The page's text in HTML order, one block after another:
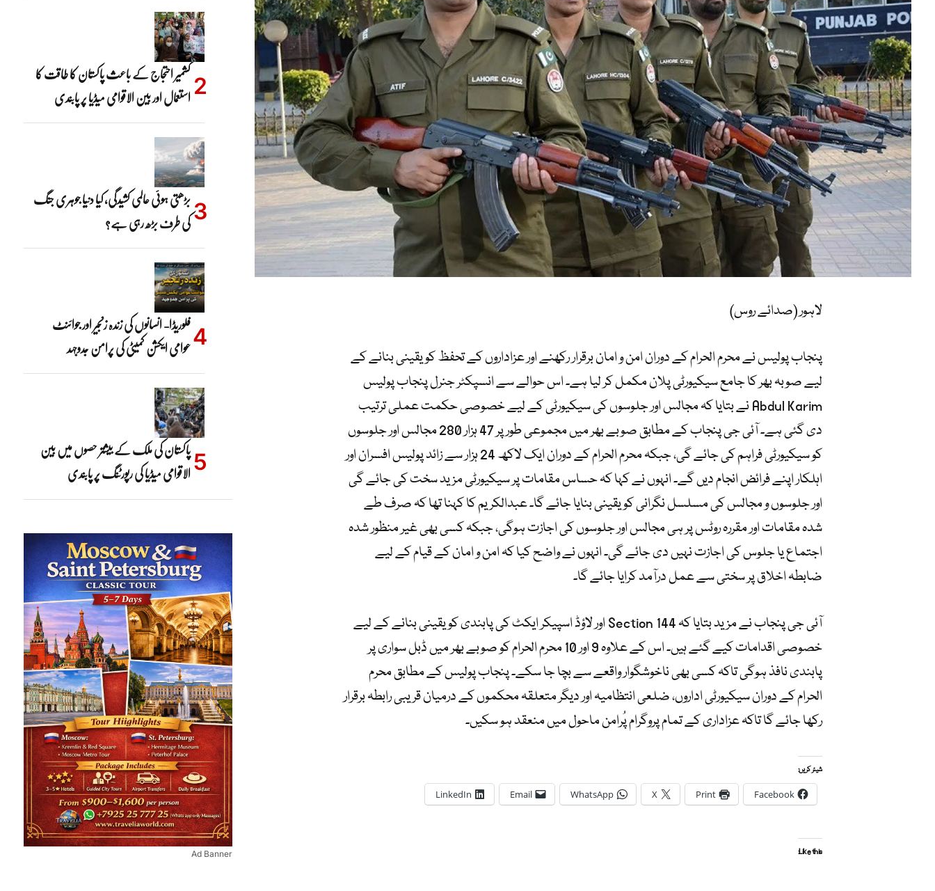
لاہور (صدائے روس)
پنجاب پولیس نے محرم الحرام کے دوران امن و امان برقرار رکھنے اور عزاداروں کے تحفظ کو یقینی بنانے کے
لیے صوبہ بھر کا جامع سیکیورٹی پلان مکمل کر لیا ہے۔ اس حوالے سے انسپکٹر جنرل پنجاب پولیس
Abdul Karim نے بتایا کہ مجالس اور جلوسوں کی سیکیورٹی کے لیے خصوصی حکمت عملی ترتیب
دی گئی ہے۔ آئی جی پنجاب کے مطابق صوبے بھر میں مجموعی طور پر 47 ہزار 280 مجالس اور جلوسوں
کو سیکیورٹی فراہم کی جائے گی، جبکہ محرم الحرام کے دوران ایک لاکھ 24 ہزار سے زائد پولیس افسران اور
اہلکار اپنے فرائض انجام دیں گے۔ انہوں نے کہا کہ حساس مقامات پر سیکیورٹی مزید سخت کی جائے گی
اور جلوسوں و مجالس کی مسلسل نگرانی کو یقینی بنایا جائے گا۔ عبدالکریم کا کہنا تھا کہ صرف طے
شدہ مقامات اور مقررہ روٹس پر ہی مجالس اور جلوسوں کی اجازت ہوگی، جبکہ کسی بھی غیر منظور شدہ
اجتماع یا جلوس کی اجازت نہیں دی جائے گی۔ انہوں نے واضح کیا کہ امن و امان کے قیام کے لیے
ضابطہ اخلاق پر سختی سے عمل درآمد کرایا جائے گا۔
آئی جی پنجاب نے مزید بتایا کہ Section 144 اور لاؤڈ اسپیکر ایکٹ کی پابندی کو یقینی بنانے کے لیے
خصوصی اقدامات کیے گئے ہیں۔ اس کے علاوہ 9 اور 10 محرم الحرام کو صوبے بھر میں ڈبل سواری پر
پابندی نافذ ہوگی تاکہ کسی بھی ناخوشگوار واقعے سے بچا جا سکے۔ پنجاب پولیس کے مطابق محرم
الحرام کے دوران سیکیورٹی اداروں، ضلعی انتظامیہ اور دیگر متعلقہ محکموں کے درمیان قریبی رابطہ برقرار
رکھا جائے گا تاکہ عزاداری کے تمام پروگرام پُرامن ماحول میں منعقد ہو سکیں۔
شیئر کریں:
Facebook
Print
X
WhatsApp
Email
LinkedIn
Like this:
کشمیر احتجاج کے باعث پاکستان کا طاقت کا
استعمال اور بین الاقوامی میڈیا پر پابندی
بڑھتی ہوئی عالمی کشیدگی، کیا دنیا جوہری جنگ
کی طرف بڑھ رہی ہے؟
فلوریڈا- انسانوں کی زندہ زنجیر اور جوائنٹ
عوامی ایکشن کمیٹی کی پرامن جدوجہد
پاکستان کی ملک کے بیشتر حصوں میں بین
الاقوامی میڈیا کی رپورٹنگ پر پابندی
Ad Banner